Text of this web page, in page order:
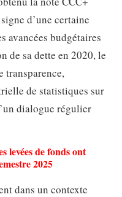
d’une certaine
avancées budgétaires
de sa dette en 2020, le
transparence,
de statistiques sur
dialogue régulier
levées de fonds ont
2025
dans un contexte